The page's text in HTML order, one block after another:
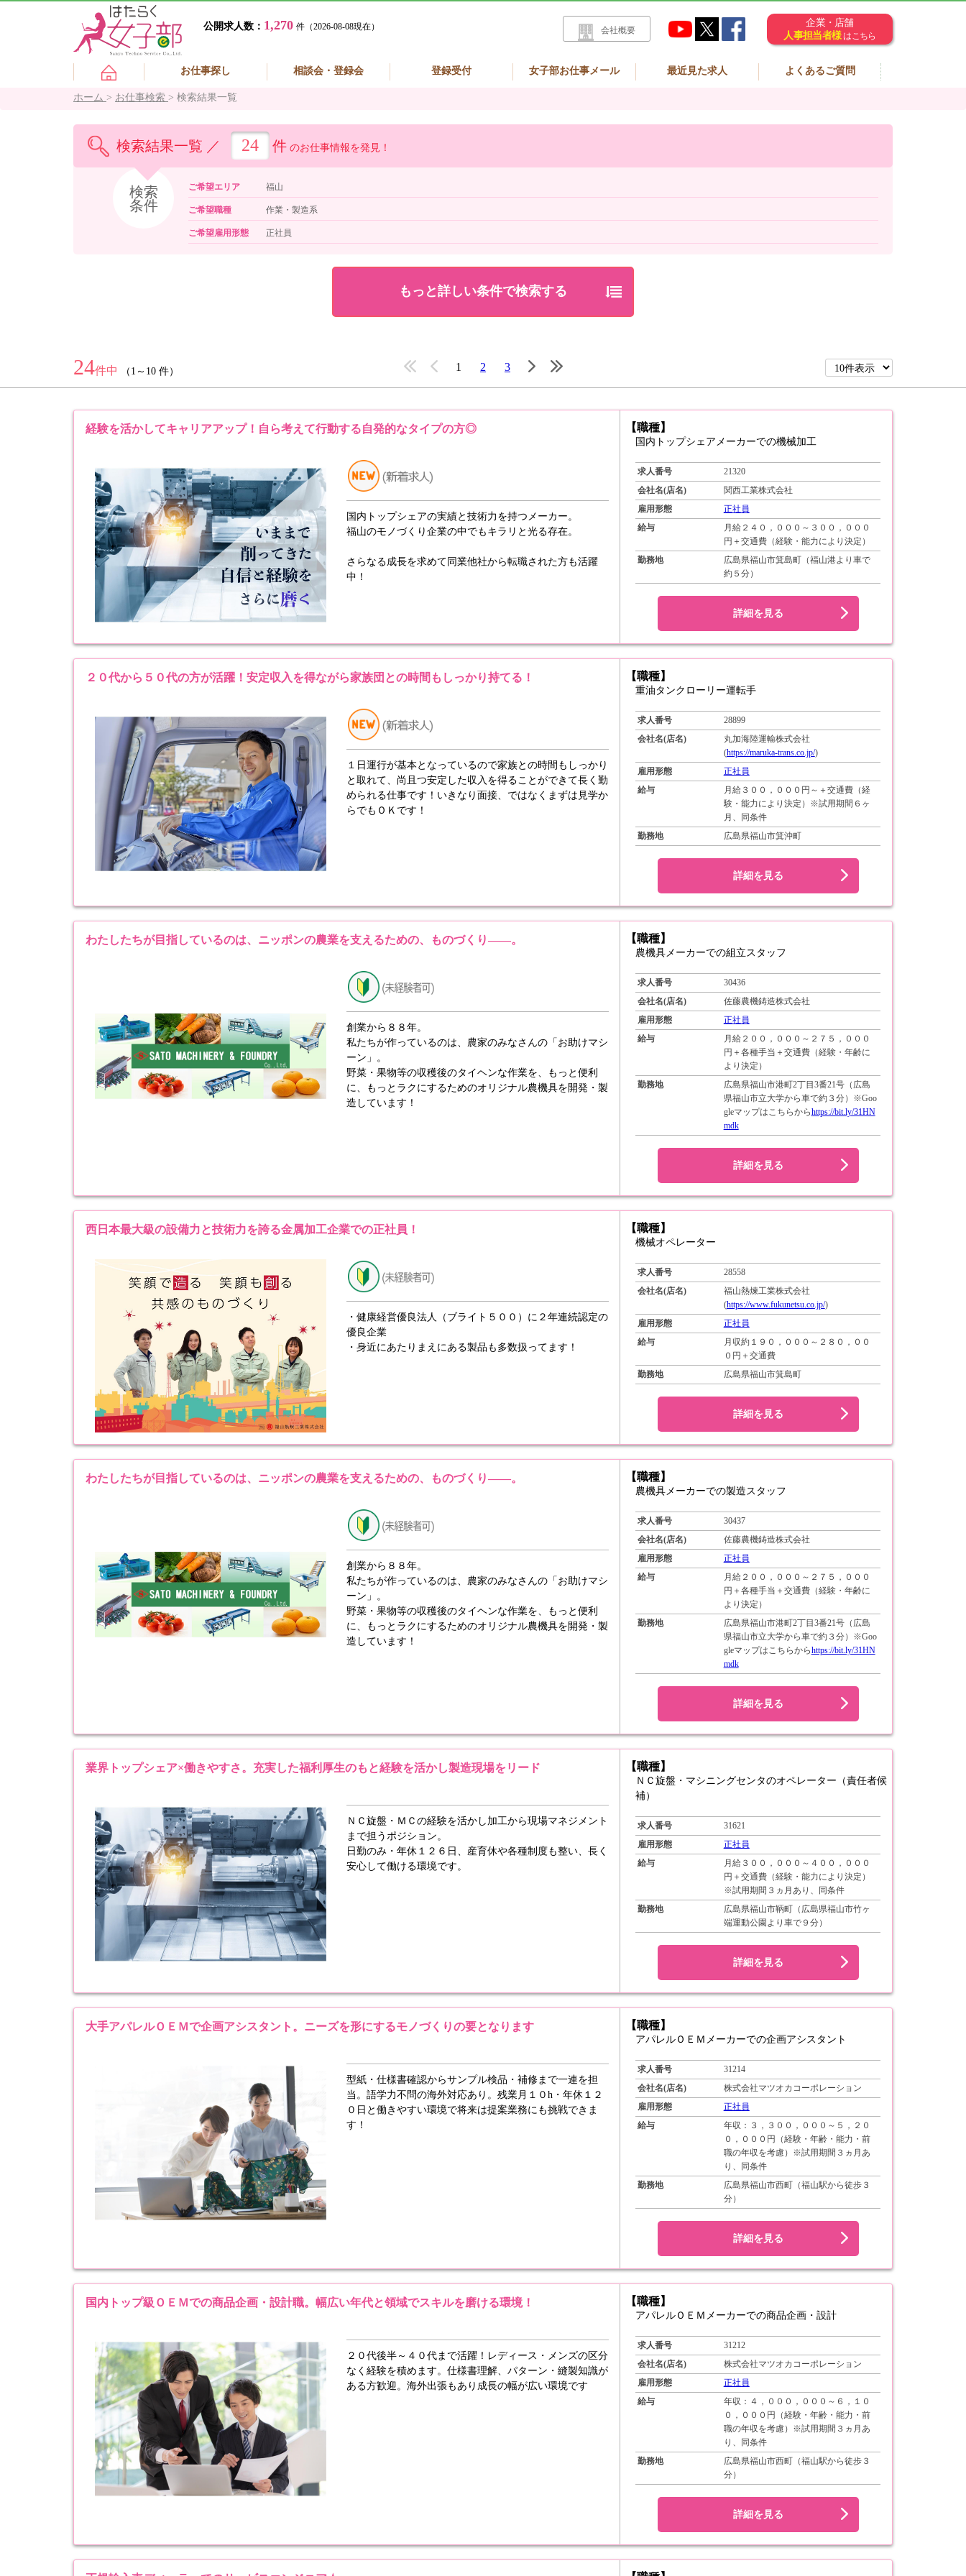
企業・店舗
人事担当者様 はこちら
公開求人数： 1,270 件（2026-08-08現在） 会社概要
お仕事探し 相談会・登録会 登録受付 女子部お仕事メール 最近見た求人 よくあるご質問
ホーム > お仕事検索 > 検索結果一覧
検索結果一覧 ／ 24 件 のお仕事情報を発見！
検索
条件
ご希望エリア 福山
ご希望職種 作業・製造系
ご希望雇用形態 正社員
もっと詳しい条件で検索する
24件中 （1～10 件） 1 2 3
経験を活かしてキャリアアップ！自ら考えて行動する自発的なタイプの方◎
国内トップシェアの実績と技術力を持つメーカー。
福山のモノづくり企業の中でもキラリと光る存在。
さらなる成長を求めて同業他社から転職された方も活躍
中！
【職種】
国内トップシェアメーカーでの機械加工
求人番号
21320
会社名(店名)
関西工業株式会社
雇用形態
正社員
給与
月給２４０，０００～３００，０００
円＋交通費（経験・能力により決定）
勤務地
広島県福山市箕島町（福山港より車で
約５分）
詳細を見る
２０代から５０代の方が活躍！安定収入を得ながら家族団との時間もしっかり持てる！
１日運行が基本となっているので家族との時間もしっかり
と取れて、尚且つ安定した収入を得ることができて長く勤
められる仕事です！いきなり面接、ではなくまずは見学か
らでもＯＫです！
【職種】
重油タンクローリー運転手
求人番号
28899
会社名(店名)
丸加海陸運輸株式会社
(https://maruka-trans.co.jp/)
雇用形態
正社員
給与
月給３００，０００円～＋交通費（経
験・能力により決定）※試用期間６ヶ
月、同条件
勤務地
広島県福山市箕沖町
詳細を見る
わたしたちが目指しているのは、ニッポンの農業を支えるための、ものづくり――。
創業から８８年。
私たちが作っているのは、農家のみなさんの「お助けマシ
ーン」。
野菜・果物等の収穫後のタイヘンな作業を、もっと便利
に、もっとラクにするためのオリジナル農機具を開発・製
造しています！
【職種】
農機具メーカーでの組立スタッフ
求人番号
30436
会社名(店名)
佐藤農機鋳造株式会社
雇用形態
正社員
給与
月給２００，０００～２７５，０００
円＋各種手当＋交通費（経験・年齢に
より決定）
勤務地
広島県福山市港町2丁目3番21号（広島
県福山市立大学から車で約３分）※Goo
gleマップはこちらからhttps://bit.ly/31HN
mdk
詳細を見る
西日本最大級の設備力と技術力を誇る金属加工企業での正社員！
・健康経営優良法人（ブライト５００）に２年連続認定の
優良企業
・身近にあたりまえにある製品も多数扱ってます！
【職種】
機械オペレーター
求人番号
28558
会社名(店名)
福山熱煉工業株式会社
(https://www.fukunetsu.co.jp/)
雇用形態
正社員
給与
月収約１９０，０００～２８０，００
０円＋交通費
勤務地
広島県福山市箕島町
詳細を見る
わたしたちが目指しているのは、ニッポンの農業を支えるための、ものづくり――。
創業から８８年。
私たちが作っているのは、農家のみなさんの「お助けマシ
ーン」。
野菜・果物等の収穫後のタイヘンな作業を、もっと便利
に、もっとラクにするためのオリジナル農機具を開発・製
造しています！
【職種】
農機具メーカーでの製造スタッフ
求人番号
30437
会社名(店名)
佐藤農機鋳造株式会社
雇用形態
正社員
給与
月給２００，０００～２７５，０００
円＋各種手当＋交通費（経験・年齢に
より決定）
勤務地
広島県福山市港町2丁目3番21号（広島
県福山市立大学から車で約３分）※Goo
gleマップはこちらからhttps://bit.ly/31HN
mdk
詳細を見る
業界トップシェア×働きやすさ。充実した福利厚生のもと経験を活かし製造現場をリード
ＮＣ旋盤・ＭＣの経験を活かし加工から現場マネジメント
まで担うポジション。
日勤のみ・年休１２６日、産育休や各種制度も整い、長く
安心して働ける環境です。
【職種】
ＮＣ旋盤・マシニングセンタのオペレーター（責任者候
補）
求人番号
31621
雇用形態
正社員
給与
月給３００，０００～４００，０００
円＋交通費（経験・能力により決定）
※試用期間３ヵ月あり、同条件
勤務地
広島県福山市鞆町（広島県福山市竹ヶ
端運動公園より車で９分）
詳細を見る
大手アパレルＯＥＭで企画アシスタント。ニーズを形にするモノづくりの要となります
型紙・仕様書確認からサンプル検品・補修まで一連を担
当。語学力不問の海外対応あり。残業月１０h・年休１２
０日と働きやすい環境で将来は提案業務にも挑戦できま
す！
【職種】
アパレルＯＥＭメーカーでの企画アシスタント
求人番号
31214
会社名(店名)
株式会社マツオカコーポレーション
雇用形態
正社員
給与
年収：３，３００，０００～５，２０
０，０００円（経験・年齢・能力・前
職の年収を考慮）※試用期間３ヵ月あ
り、同条件
勤務地
広島県福山市西町（福山駅から徒歩３
分）
詳細を見る
国内トップ級ＯＥＭでの商品企画・設計職。幅広い年代と領域でスキルを磨ける環境！
２０代後半～４０代まで活躍！レディース・メンズの区分
なく経験を積めます。仕様書理解、パターン・縫製知識が
ある方歓迎。海外出張もあり成長の幅が広い環境です
【職種】
アパレルＯＥＭメーカーでの商品企画・設計
求人番号
31212
会社名(店名)
株式会社マツオカコーポレーション
雇用形態
正社員
給与
年収：４，０００，０００～６，１０
０，０００円（経験・年齢・能力・前
職の年収を考慮）※試用期間３ヵ月あ
り、同条件
勤務地
広島県福山市西町（福山駅から徒歩３
分）
詳細を見る